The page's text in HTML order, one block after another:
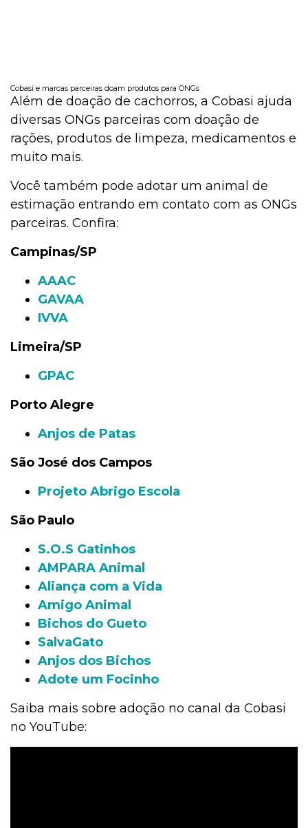
Cobasi e marcas parceiras doam produtos para ONGs
Além de doação de cachorros, a Cobasi ajuda
diversas ONGs parceiras com doação de
rações, produtos de limpeza, medicamentos e
muito mais.
Você também pode adotar um animal de
estimação entrando em contato com as ONGs
parceiras. Confira:
Campinas/SP
AAAC
GAVAA
IVVA
Limeira/SP
GPAC
Porto Alegre
Anjos de Patas
São José dos Campos
Projeto Abrigo Escola
São Paulo
S.O.S Gatinhos
AMPARA Animal
Aliança com a Vida
Amigo Animal
Bichos do Gueto
SalvaGato
Anjos dos Bichos
Adote um Focinho
Saiba mais sobre adoção no canal da Cobasi
no YouTube: